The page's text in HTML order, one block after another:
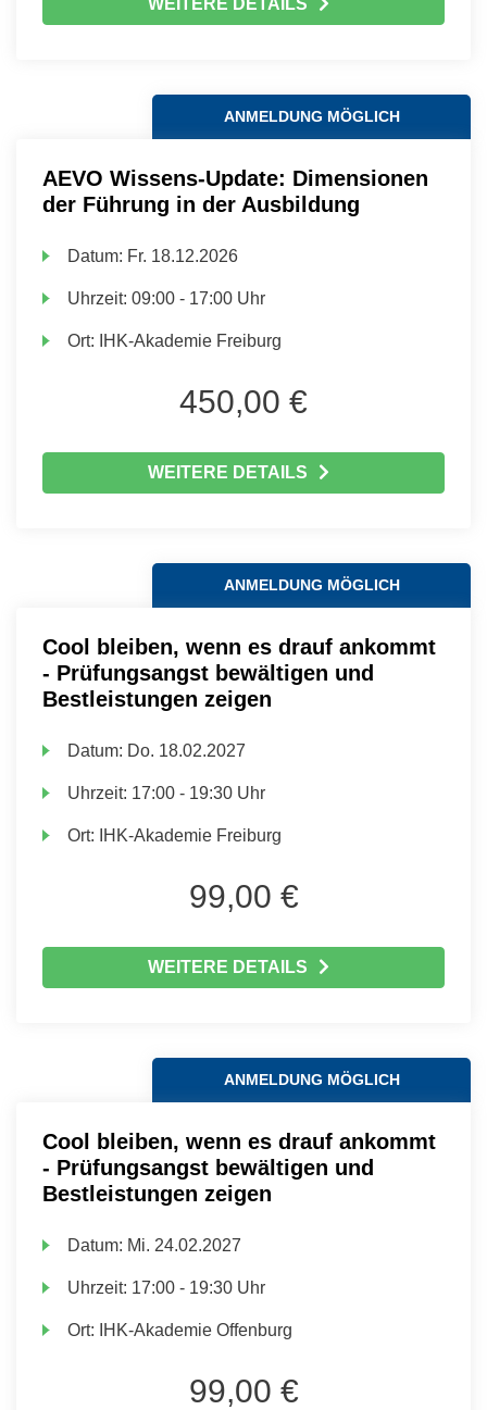
WEITERE DETAILS
ANMELDUNG MÖGLICH
AEVO Wissens-Update: Dimensionen
der Führung in der Ausbildung
Datum: Fr. 18.12.2026
Uhrzeit:09:00 - 17:00 Uhr
Ort: IHK-Akademie Freiburg
450,00 €
WEITERE DETAILS
ANMELDUNG MÖGLICH
Cool bleiben, wenn es drauf ankommt
- Prüfungsangst bewältigen und
Bestleistungen zeigen
Datum: Do. 18.02.2027
Uhrzeit: 17:00 - 19:30 Uhr
Ort: IHK-Akademie Freiburg
99,00 €
WEITERE DETAILS
ANMELDUNG MÖGLICH
Cool bleiben, wenn es drauf ankommt
- Prüfungsangst bewältigen und
Bestleistungen zeigen
Datum: Mi. 24.02.2027
Uhrzeit: 17:00 - 19:30 Uhr
Ort: IHK-Akademie Offenburg
99,00 €